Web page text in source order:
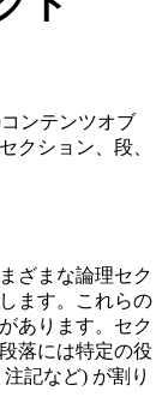
コンテンツオブ
クション、段、
ざまな論理セク
ます。これらの
あります。セク
落には特定の役
記など) が割り